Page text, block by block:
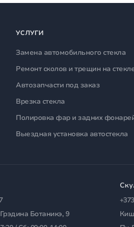
УСЛУГИ
Замена автомобильного стекла
Ремонт сколов и трещин на
Автозапчасти под заказ
Врезка стекла
Полировка фар и задних
Выездная установка автостекла
Ботаникэ, 9